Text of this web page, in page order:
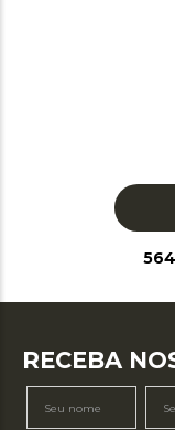
564
RECEBA